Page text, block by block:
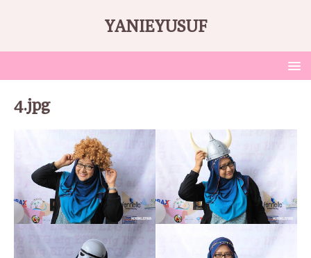
YANIEYUSUF
4.jpg